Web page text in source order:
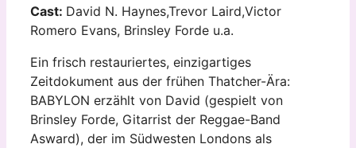
Cast: David N. Haynes,Trevor Laird,Victor
Romero Evans, Brinsley Forde u.a.
Ein frisch restauriertes, einzigartiges
Zeitdokument aus der frühen Thatcher-Ära:
BABYLON erzählt von David (gespielt von
Brinsley Forde, Gitarrist der Reggae-Band
Asward), der im Südwesten Londons als